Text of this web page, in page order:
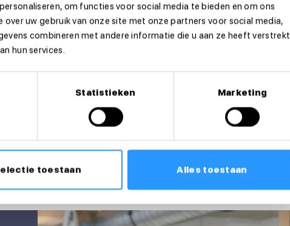
om functies voor social media te bieden en om ons
uw gebruik van onze site met onze partners voor social media,
combineren met andere informatie die u aan ze heeft verstrekt
hun services.
Statistieken Marketing
toestaan Alles toestaan